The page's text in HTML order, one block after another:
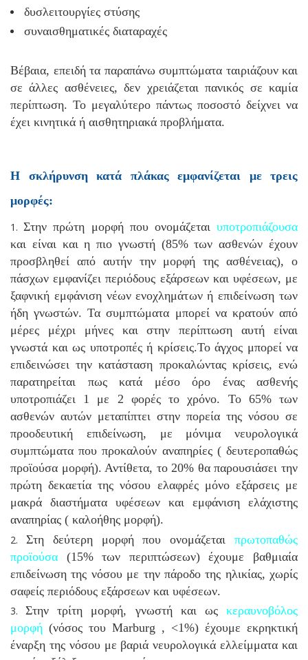
δυσλειτουργίες στύσης
συναισθηματικές διαταραχές
Βέβαια, επειδή τα παραπάνω συμπτώματα ταιριάζουν και
σε άλλες ασθένειες, δεν χρειάζεται πανικός σε καμία
περίπτωση. Το μεγαλύτερο πάντως ποσοστό δείχνει να
έχει κινητικά ή αισθητηριακά προβλήματα.
Η σκλήρυνση κατά πλάκας εμφανίζεται με τρεις
μορφές:
Στην πρώτη μορφή που ονομάζεταιυποτροπιάζουσα
και είναι και η πιο γνωστή (85% των ασθενών έχουν
προσβληθεί από αυτήν την μορφή της ασθένειας), ο
πάσχων εμφανίζει περιόδους εξάρσεων και υφέσεων, με
ξαφνική εμφάνιση νέων ενοχλημάτων ή επιδείνωση των
ήδη γνωστών. Τα συμπτώματα μπορεί να κρατούν από
μέρες μέχρι μήνες και στην περίπτωση αυτή είναι
γνωστά και ως υποτροπές ή κρίσεις.Το άγχος μπορεί να
επιδεινώσει την κατάσταση προκαλώντας κρίσεις, ενώ
παρατηρείται πως κατά μέσο όρο ένας ασθενής
υποτροπιάζει 1 με 2 φορές το χρόνο. Το 65% των
ασθενών αυτών μεταπίπτει στην πορεία της νόσου σε
προοδευτική επιδείνωση, με μόνιμα νευρολογικά
συμπτώματα που προκαλούν αναπηρίες ( δευτεροπαθώς
προϊούσα μορφή). Αντίθετα, το 20% θα παρουσιάσει την
πρώτη δεκαετία της νόσου ελαφρές μόνο εξάρσεις με
μακρά διαστήματα υφέσεων και εμφάνιση ελάχιστης
αναπηρίας ( καλοήθης μορφή).
Στη δεύτερη μορφή που ονομάζεταιπρωτοπαθώς
προϊούσα (15% των περιπτώσεων) έχουμε βαθμιαία
επιδείνωση της νόσου με την πάροδο της ηλικίας, χωρίς
σαφείς περιόδους εξάρσεων και υφέσεων.
Στην τρίτη μορφή, γνωστή και ωςκεραυνοβόλος
μορφή (νόσος του Marburg , <1%) έχουμε εκρηκτική
έναρξη της νόσου με βαριά νευρολογικά ελλείμματα και